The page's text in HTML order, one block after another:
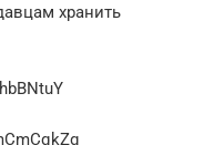
хранить